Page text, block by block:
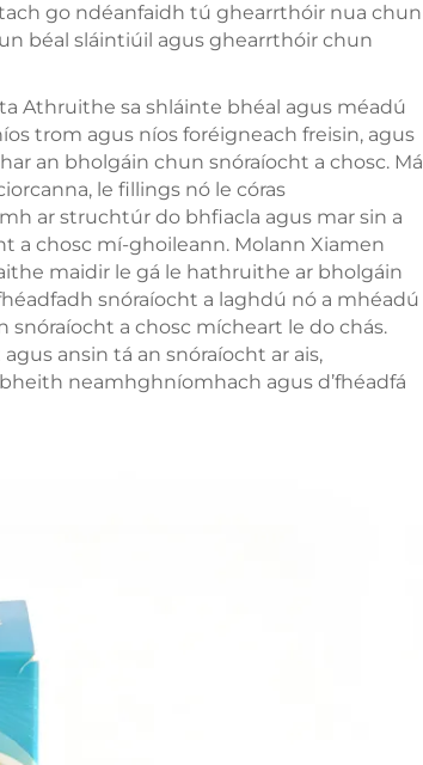
go ndéanfaidh tú ghearrthóir nua chun
béal sláintiúil agus ghearrthóir chun
Athruithe sa shláinte bhéal agus méadú
trom agus níos foréigneach freisin, agus
an bholgáin chun snóraíocht a chosc. Má
le fillings nó le córas
ar struchtúr do bhfiacla agus mar sin a
a chosc mí-ghoileann. Molann Xiamen
maidir le gá le hathruithe ar bholgáin
snóraíocht a laghdú nó a mhéadú
a chosc mícheart le do chás.
ansin tá an snóraíocht ar ais,
neamhghníomhach agus d’fhéadfá